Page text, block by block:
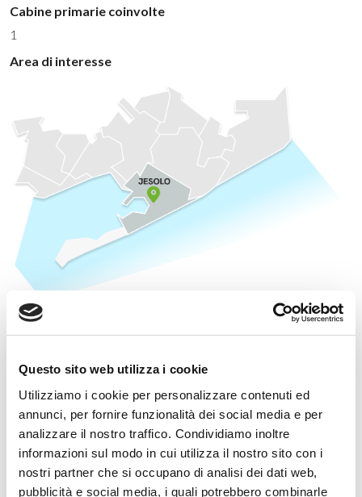
Questo sito web utilizza i cookie
Utilizziamo i cookie per personalizzare contenuti ed
annunci, per fornire funzionalità dei social media e per
analizzare il nostro traffico. Condividiamo inoltre
informazioni sul modo in cui utilizza il nostro sito con i
nostri partner che si occupano di analisi dei dati web,
pubblicità e social media, i quali potrebbero combinarle
Cabine primarie coinvolte
1
Area di interesse
Dati aggiornati al:13 Maggio 2025
Territorio di afferenza
L’intero territorio del comune di Jesolo è servito da un’unica
cabina primaria – AC0011E00804 – da qui il nome della
Comunità Energetica Rinnovabile “Jesolo 0804”, rendendo